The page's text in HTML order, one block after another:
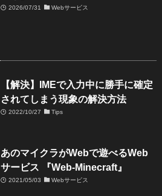
2026/07/31 Webサービス
【解決】IMEで入力中に勝手に確定
されてしまう現象の解決方法
2022/10/27 Tips
あのマイクラがWebで遊べるWeb
サービス 『Web-Minecraft』
2021/05/03 Webサービス